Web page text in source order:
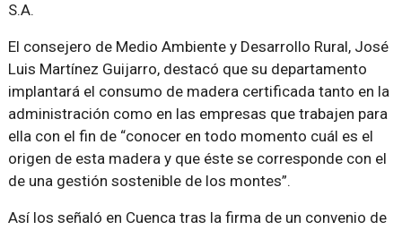
S.A.
El consejero de Medio Ambiente y Desarrollo Rural, José
Luis Martínez Guijarro, destacó que su departamento
implantará el consumo de madera certificada tanto en la
administración como en las empresas que trabajen para
ella con el fin de “conocer en todo momento cuál es el
origen de esta madera y que éste se corresponde con el
de una gestión sostenible de los montes”.
Así los señaló en Cuenca tras la firma de un convenio de